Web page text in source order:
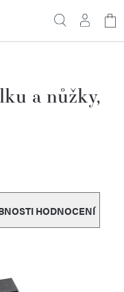
a nůžky,
HODNOCENÍ